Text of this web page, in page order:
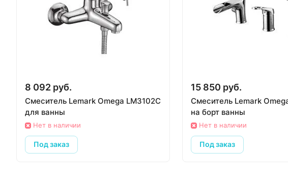
8 092 руб.
Смеситель Lemark Omega LM3102C
для ванны
Нет в наличии
Под заказ
15 850 руб.
Смеситель Lemark
на борт ванны
Нет в наличии
Под заказ